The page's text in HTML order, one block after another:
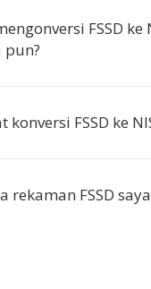
FSSD ke
konversi FSSD ke
rekaman FSSD